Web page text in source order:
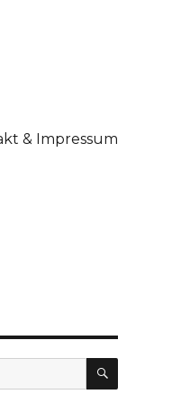
& Impressum
SUCHE